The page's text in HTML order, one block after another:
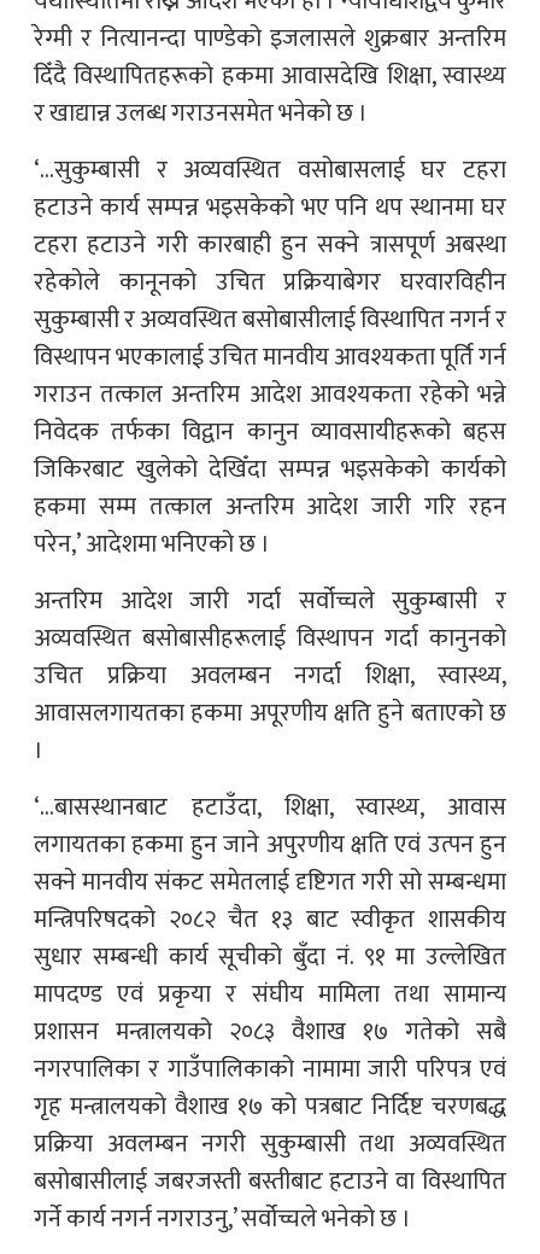
रेग्मी र नित्यानन्दा पाण्डेको इजलासले शुक्रबार अन्तरिम
दिँदै विस्थापितहरूको हकमा आवासदेखि शिक्षा, स्वास्थ्य
र खाद्यान्न उलब्ध गराउनसमेत भनेको छ ।
‘…सुकुम्बासी र अव्यवस्थित वसोबासलाई घर टहरा
हटाउने कार्य सम्पन्न भइसकेको भए पनि थप स्थानमा घर
टहरा हटाउने गरी कारबाही हुन सक्ने त्रासपूर्ण अबस्था
रहेकोले कानूनको उचित प्रक्रियाबेगर घरवारविहीन
सुकुम्बासी र अव्यवस्थित बसोबासीलाई विस्थापित नगर्न र
विस्थापन भएकालाई उचित मानवीय आवश्यकता पूर्ति गर्न
गराउन तत्काल अन्तरिम आदेश आवश्यकता रहेको भन्ने
निवेदक तर्फका विद्वान कानुन व्यावसायीहरूको बहस
जिकिरबाट खुलेको देखिँदा सम्पन्न भइसकेको कार्यको
हकमा सम्म तत्काल अन्तरिम आदेश जारी गरि रहन
परेन,’ आदेशमा भनिएको छ ।
अन्तरिम आदेश जारी गर्दा सर्वोच्चले सुकुम्बासी र
अव्यवस्थित बसोबासीहरूलाई विस्थापन गर्दा कानुनको
उचित प्रक्रिया अवलम्बन नगर्दा शिक्षा, स्वास्थ्य,
आवासलगायतका हकमा अपूरणीय क्षति हुने बताएको छ
।
‘…बासस्थानबाट हटाउँदा, शिक्षा, स्वास्थ्य, आवास
लगायतका हकमा हुन जाने अपुरणीय क्षति एवं उत्पन हुन
सक्ने मानवीय संकट समेतलाई दृष्टिगत गरी सो सम्बन्धमा
मन्त्रिपरिषदको २०८२ चैत १३ बाट स्वीकृत शासकीय
सुधार सम्बन्धी कार्य सूचीको बुँदा नं. ९१ मा उल्लेखित
मापदण्ड एवं प्रकृया र संघीय मामिला तथा सामान्य
प्रशासन मन्त्रालयको २०८३ वैशाख १७ गतेको सबै
नगरपालिका र गाउँपालिकाको नामामा जारी परिपत्र एवं
गृह मन्त्रालयको वैशाख १७ को पत्रबाट निर्दिष्ट चरणबद्ध
प्रक्रिया अवलम्बन नगरी सुकुम्बासी तथा अव्यवस्थित
बसोबासीलाई जबरजस्ती बस्तीबाट हटाउने वा विस्थापित
गर्ने कार्य नगर्न नगराउनु,’ सर्वोच्चले भनेको छ ।